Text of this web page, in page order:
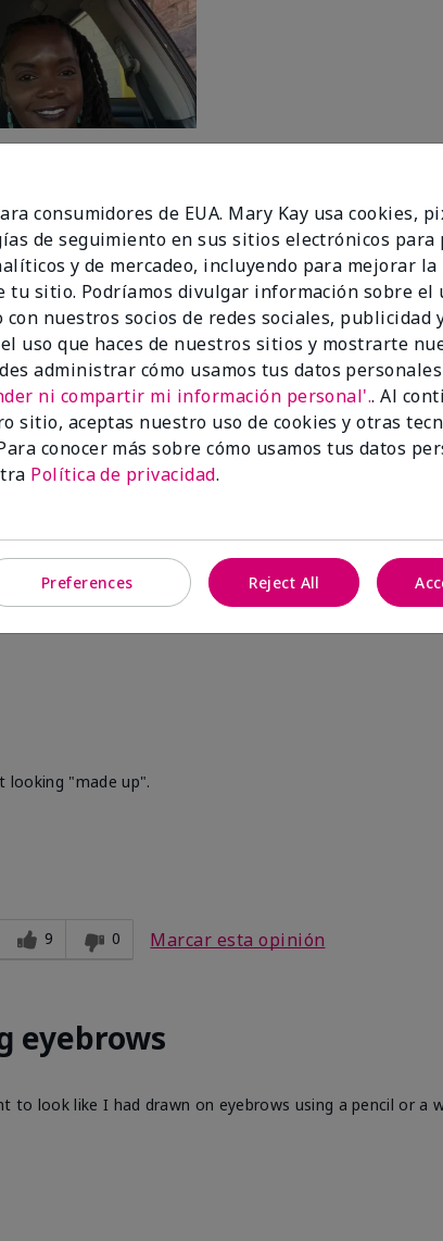
98%
de los encuestados
recomendaría a un
amigo.
looking "made up".
9 0 Marcar esta opinión
eyebrows
to look like I had drawn on eyebrows using a pencil or a
consumidores de EUA. Mary Kay usa cookies,
de seguimiento en sus sitios electrónicos para
y de mercadeo, incluyendo para mejorar la
tu sitio. Podríamos divulgar información sobre el
con nuestros socios de redes sociales, publicidad
uso que haces de nuestros sitios y mostrarte
administrar cómo usamos tus datos
ni compartir mi información personal'.. Al
sitio, aceptas nuestro uso de cookies y otras
conocer más sobre cómo usamos tus datos
Política de privacidad.
Preferences Reject All